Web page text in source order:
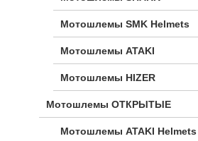
Мотошлемы SMK Helmets
Мотошлемы ATAKI
Мотошлемы HIZER
Мотошлемы ОТКРЫТЫЕ
Мотошлемы ATAKI Helmets